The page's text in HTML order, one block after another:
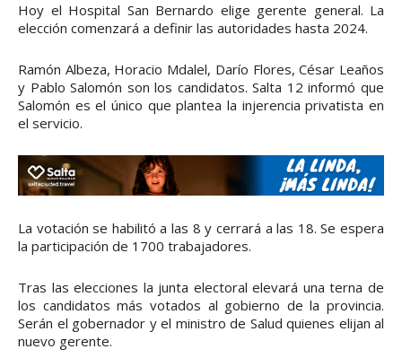
Hoy el Hospital San Bernardo elige gerente general. La
elección comenzará a definir las autoridades hasta 2024.
Ramón Albeza, Horacio Mdalel, Darío Flores, César Leaños
y Pablo Salomón son los candidatos. Salta 12 informó que
Salomón es el único que plantea la injerencia privatista en
el servicio.
La votación se habilitó a las 8 y cerrará a las 18. Se espera
la participación de 1700 trabajadores.
Tras las elecciones la junta electoral elevará una terna de
los candidatos más votados al gobierno de la provincia.
Serán el gobernador y el ministro de Salud quienes elijan al
nuevo gerente.